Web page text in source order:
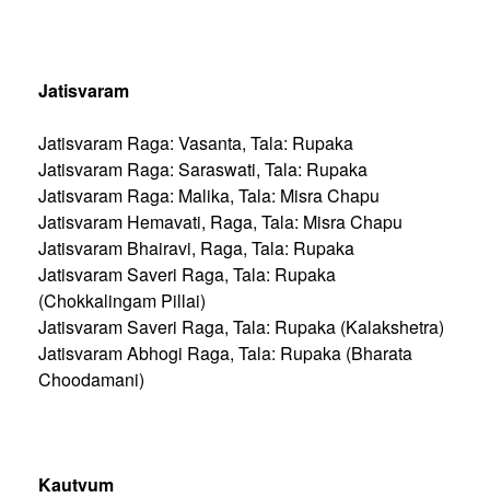
Jatisvaram
Jatisvaram Raga: Vasanta, Tala: Rupaka
Jatisvaram Raga: Saraswati, Tala: Rupaka
Jatisvaram Raga: Malika, Tala: Misra Chapu
Jatisvaram Hemavati, Raga, Tala: Misra Chapu
Jatisvaram Bhairavi, Raga, Tala: Rupaka
Jatisvaram Saveri Raga, Tala: Rupaka
(Chokkalingam Pillai)
Jatisvaram Saveri Raga, Tala: Rupaka (Kalakshetra)
Jatisvaram Abhogi Raga, Tala: Rupaka (Bharata
Choodamani)
Kautvum